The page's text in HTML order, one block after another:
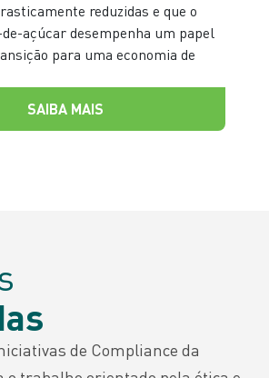
reduzidas e que o
açúcar desempenha um papel
para uma economia de
SAIBA MAIS
de Compliance da